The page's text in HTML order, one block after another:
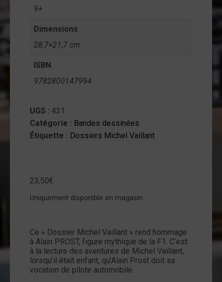
9+
Dimensions
28,7×21,7 cm
ISBN
9782800147994
UGS : 431
Catégorie : Bandes dessinées
Étiquette : Dossiers Michel Vaillant
23,50€
Uniquement disponible en magasin
Ce « Dossier Michel Vaillant » rend hommage
à Alain PROST, figure mythique de la F1. C’est
à la lecture des aventures de Michel Vaillant,
lorsqu’il était enfant, qu’Alain Prost doit sa
vocation de pilote automobile.